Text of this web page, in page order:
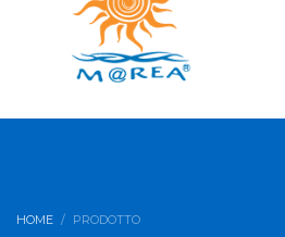
HOME PRODOTTO